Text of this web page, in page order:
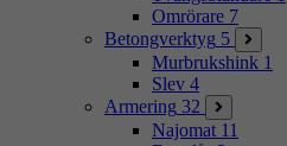
Omrörare 7
Betongverktyg 5
Murbrukshink 1
Slev 4
Armering 32
Najomat 11